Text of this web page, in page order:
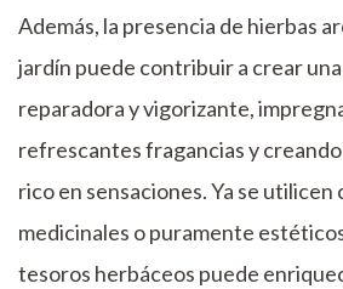
Además, la presencia de hierbas
jardín puede contribuir a crear
reparadora y vigorizante,
refrescantes fragancias y
rico en sensaciones. Ya se
medicinales o puramente
tesoros herbáceos puede